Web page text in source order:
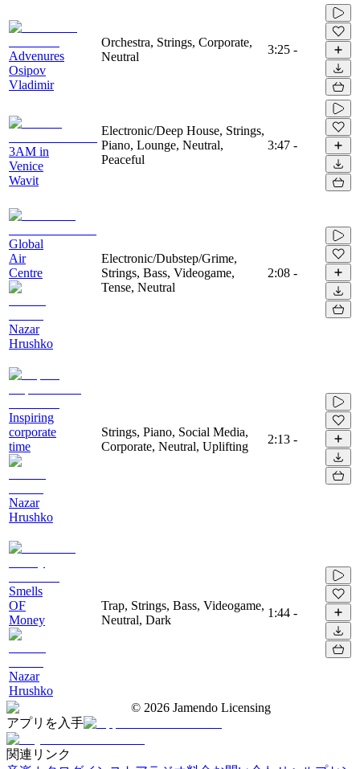
Advenures
Osipov
Vladimir
Orchestra, Strings, Corporate,
Neutral
3:25 -
3AM in
Venice
Wavit
Electronic/Deep House, Strings,
Piano, Lounge, Neutral,
Peaceful
3:47 -
Global
Air
Centre
Nazar
Hrushko
Electronic/Dubstep/Grime,
Strings, Bass, Videogame,
Tense, Neutral
2:08 -
Inspiring
corporate
time
Nazar
Hrushko
Strings, Piano, Social Media,
Corporate, Neutral, Uplifting
2:13 -
Smells
OF
Money
Nazar
Hrushko
Trap, Strings, Bass, Videogame,
Neutral, Dark
1:44 -
© 2026 Jamendo Licensing
アプリを入手
関連リンク